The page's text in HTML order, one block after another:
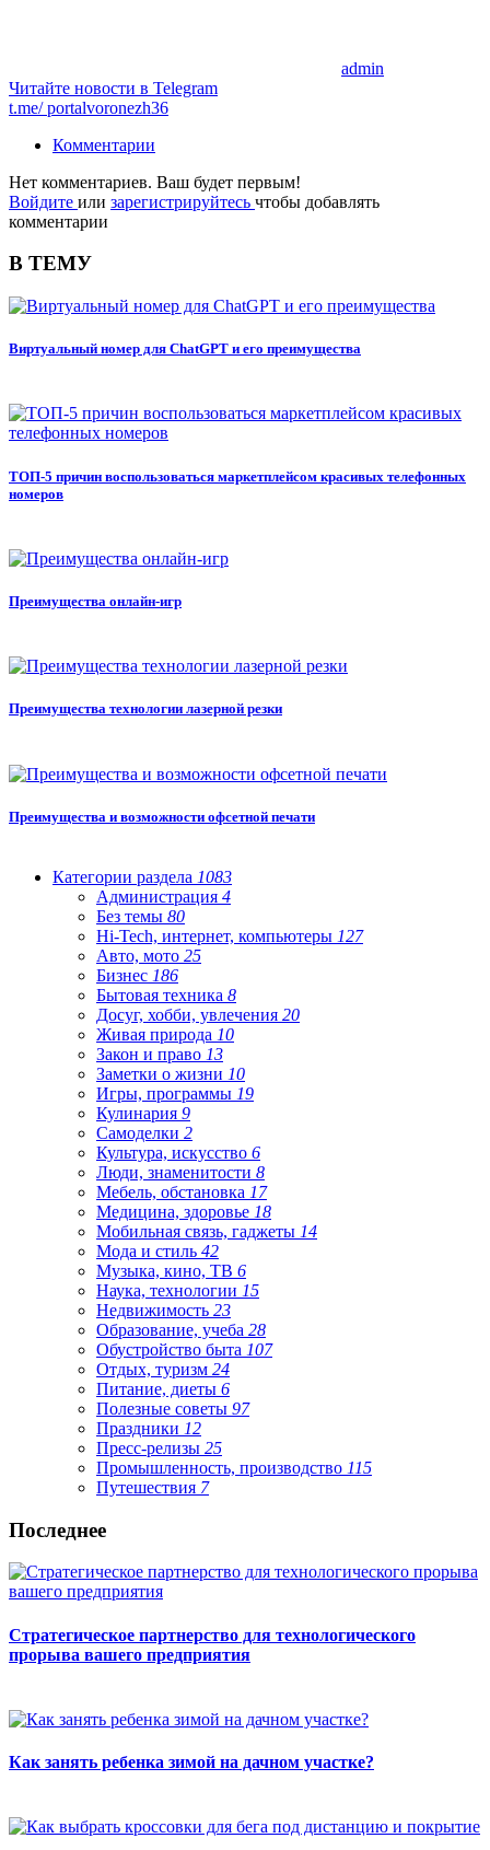
admin
Читайте новости в Telegram
t.me/portalvoronezh36
Комментарии
Нет комментариев. Ваш будет первым!
Войдите или зарегистрируйтесь чтобы добавлять
комментарии
В ТЕМУ
Виртуальный номер для ChatGPT и его преимущества
ТОП-5 причин воспользоваться маркетплейсом красивых телефонных
номеров
Преимущества онлайн-игр
Преимущества технологии лазерной резки
Преимущества и возможности офсетной печати
Категории раздела 1083
Администрация 4
Без темы 80
Hi-Tech, интернет, компьютеры 127
Авто, мото 25
Бизнес 186
Бытовая техника 8
Досуг, хобби, увлечения 20
Живая природа 10
Закон и право 13
Заметки о жизни 10
Игры, программы 19
Кулинария 9
Самоделки 2
Культура, искусство 6
Люди, знаменитости 8
Мебель, обстановка 17
Медицина, здоровье 18
Мобильная связь, гаджеты 14
Мода и стиль 42
Музыка, кино, ТВ 6
Наука, технологии 15
Недвижимость 23
Образование, учеба 28
Обустройство быта 107
Отдых, туризм 24
Питание, диеты 6
Полезные советы 97
Праздники 12
Пресс-релизы 25
Промышленность, производство 115
Путешествия 7
Последнее
Стратегическое партнерство для технологического
прорыва вашего предприятия
Как занять ребенка зимой на дачном участке?